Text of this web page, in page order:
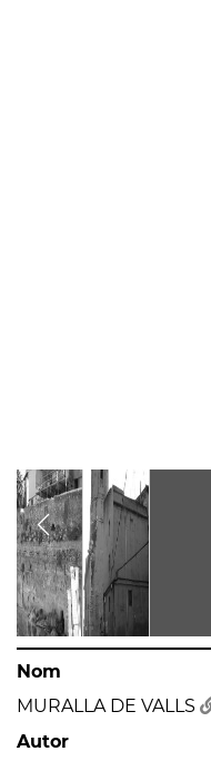
Nom
MURALLA DE VALLS
Autor